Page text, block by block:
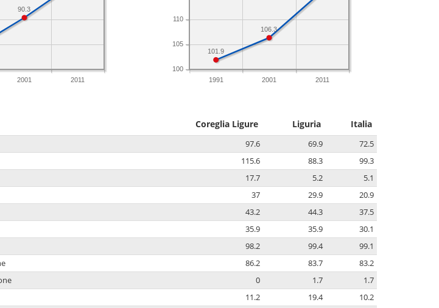
2001 2011
90.3
1991 2001 2011
100
105
110
106.3
101.9
Coreglia Ligure Liguria Italia
97.6 69.9
72.5
115.6 88.3
99.3
17.7 5.2
5.1
37 29.9
20.9
43.2 44.3
37.5
35.9 35.9
30.1
98.2 99.4
99.1
86.2 83.7
83.2
0 1.7
1.7
11.2 19.4
10.2